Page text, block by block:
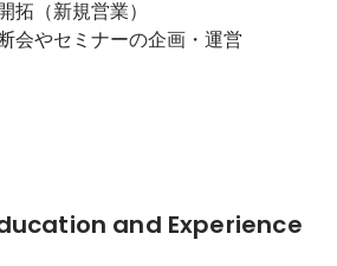
拓（新規営業）
会やセミナーの企画・運営